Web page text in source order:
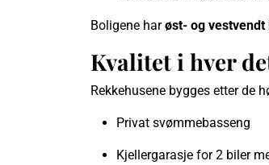
Boligene harøst- og
Kvalitet i hver
Rekkehusene bygges etter de
Privat svømmebasseng
Kjellergarasje for 2 biler